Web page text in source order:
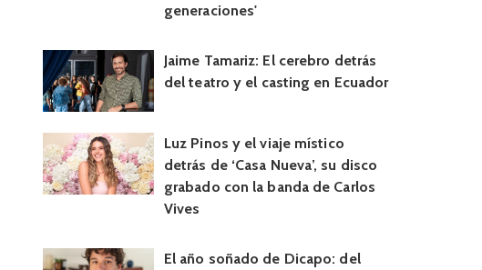
generaciones'
Jaime Tamariz: El cerebro detrás
del teatro y el casting en Ecuador
Luz Pinos y el viaje místico
detrás de ‘Casa Nueva’, su disco
grabado con la banda de Carlos
Vives
El año soñado de Dicapo: del